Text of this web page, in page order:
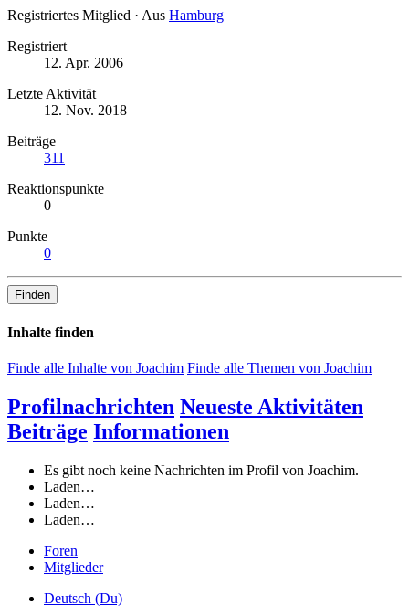
Registriertes Mitglied · Aus Hamburg
Registriert
12. Apr. 2006
Letzte Aktivität
12. Nov. 2018
Beiträge
311
Reaktionspunkte
0
Punkte
0
Finden
Inhalte finden
Finde alle Inhalte von Joachim Finde alle Themen von Joachim
Profilnachrichten Neueste Aktivitäten
Beiträge Informationen
Es gibt noch keine Nachrichten im Profil von Joachim.
Laden…
Laden…
Laden…
Foren
Mitglieder
Deutsch (Du)